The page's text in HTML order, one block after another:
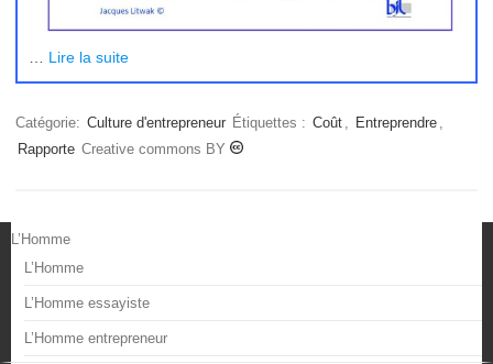
Lire la suite
Catégorie: Culture d'entrepreneur Étiquettes : Coût Entreprendre
Rapporte Creative commons BY
L’Homme
L’Homme
L’Homme essayiste
L’Homme entrepreneur